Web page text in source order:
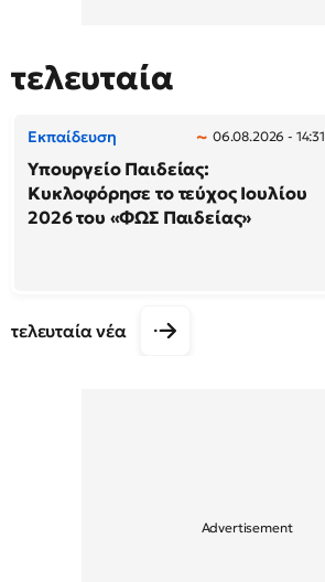
τελευταία
Εκπαίδευση 06.08.2026 - 14:31
Υπουργείο Παιδείας:
Κυκλοφόρησε το τεύχος Ιουλίου
2026 του «ΦΩΣ Παιδείας»
τελευταία νέα